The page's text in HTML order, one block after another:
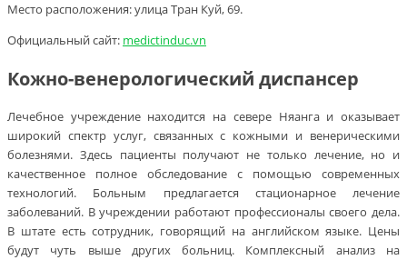
Место расположения: улица Тран Куй, 69.
Официальный сайт: medictinduc.vn
Кожно-венерологический диспансер
Лечебное учреждение находится на севере Няанга и оказывает
широкий спектр услуг, связанных с кожными и венерическими
болезнями. Здесь пациенты получают не только лечение, но и
качественное полное обследование с помощью современных
технологий. Больным предлагается стационарное лечение
заболеваний. В учреждении работают профессионалы своего дела.
В штате есть сотрудник, говорящий на английском языке. Цены
будут чуть выше других больниц. Комплексный анализ на